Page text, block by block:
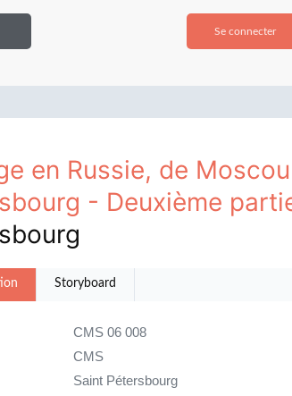
Se connecter
en Russie, de
- Deuxième
Storyboard
CMS 06 008
CMS
Saint Pétersbourg